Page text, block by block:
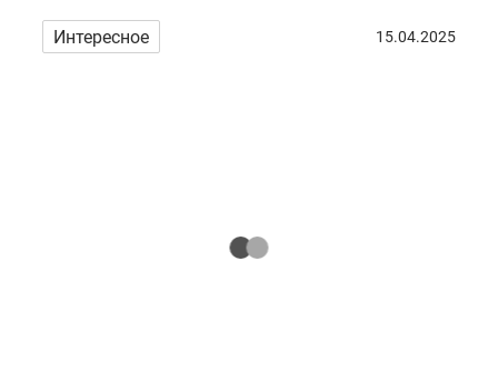
Интересное 15.04.2025